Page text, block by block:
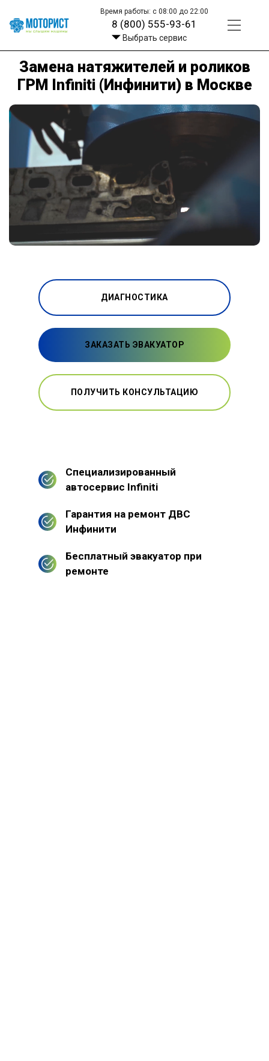
Время работы: с 08:00 до 22:00
8 (800) 555-93-61
Выбрать сервис
Замена натяжителей и роликов
ГРМ Infiniti (Инфинити) в Москве
ДИАГНОСТИКА
ЗАКАЗАТЬ ЭВАКУАТОР
ПОЛУЧИТЬ КОНСУЛЬТАЦИЮ
Специализированный
автосервис Infiniti
Гарантия на ремонт ДВС
Инфинити
Бесплатный эвакуатор при
ремонте